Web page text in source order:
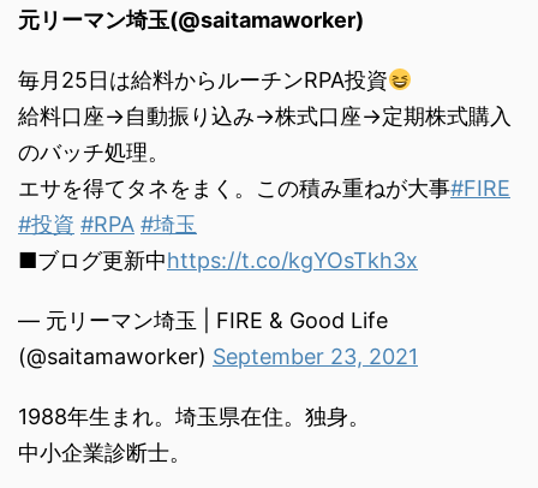
元リーマン埼玉(@saitamaworker)
毎月25日は給料からルーチンRPA投資
給料口座→自動振り込み→株式口座→定期株式購入
のバッチ処理。
エサを得てタネをまく。この積み重ねが大事#FIRE
#投資 #RPA #埼玉
■ブログ更新中https://t.co/kgYOsTkh3x
— 元リーマン埼玉 | FIRE & Good Life
(@saitamaworker) September 23, 2021
1988年生まれ。埼玉県在住。独身。
中小企業診断士。